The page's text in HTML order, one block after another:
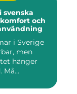
svenska
och
i Sverige
men
hänger
Må...